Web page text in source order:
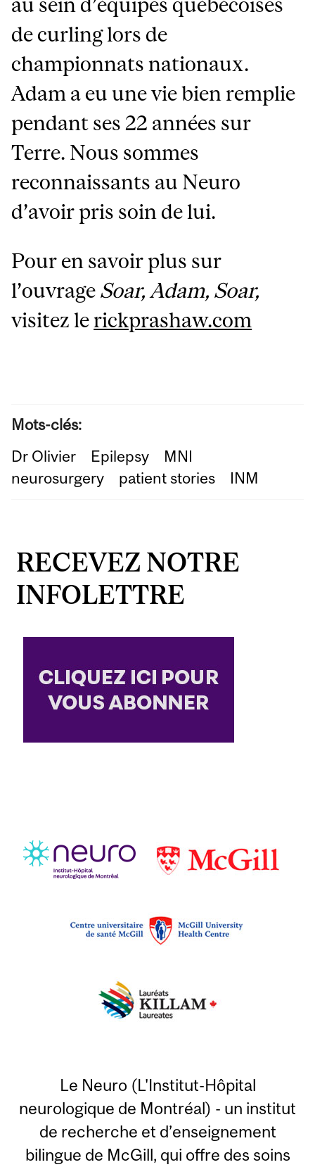
de curling lors de
championnats nationaux.
Adam a eu une vie bien remplie
pendant ses 22 années sur
Terre. Nous sommes
reconnaissants au Neuro
d’avoir pris soin de lui.
Pour en savoir plus sur
l’ouvrage Soar, Adam, Soar,
visitez lerickprashaw.com
Mots-clés:
Dr Olivier
Epilepsy
MNI
neurosurgery
patient stories INM
RECEVEZ NOTRE
INFOLETTRE
Le Neuro (L'Institut-Hôpital
neurologique de Montréal) - un institut
de recherche et d’enseignement
bilingue de McGill, qui offre des soins